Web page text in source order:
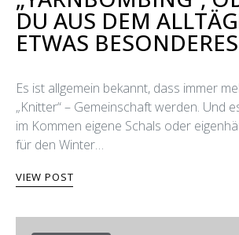
DU AUS DEM
ETWAS
Es ist allgemein bekannt, dass immer
„Knitter“ – Gemeinschaft werden. Und
im Kommen eigene Schals oder
für den Winter…
VIEW POST